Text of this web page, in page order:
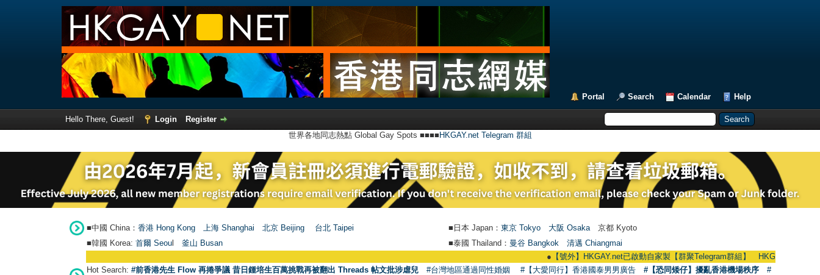
Portal Search Calendar Help
Hello There, Guest! Login
Register
世界各地同志熱點 Global Gay Spots ■■■■ HKGAY.net Telegram 群組
■中國 China： 香港 Hong Kong 上海 Shanghai 北京 Beijing 台北 Taipei ■日本 Japan： 東京 Tokyo 大阪 Osaka 京都 Kyoto
■韓國 Korea: 首爾 Seou 釜山 Busan ■泰國 Thailand： 曼谷 Bangkok
清邁 Chiangmai
【號外】HKGAY.net已啟動自家製【群聚Telegram群組】 HKGAY.net has
Hot Search: #前香港先生 Flow 再捲爭議 昔日鍾培生百萬挑戰再被翻出 Threads 帖文批涉虐兒 #台灣地區通過同性婚姻 #【大愛同行】香港國泰男男廣告 #【恐同矮仔】擾亂香港機場秩序
#